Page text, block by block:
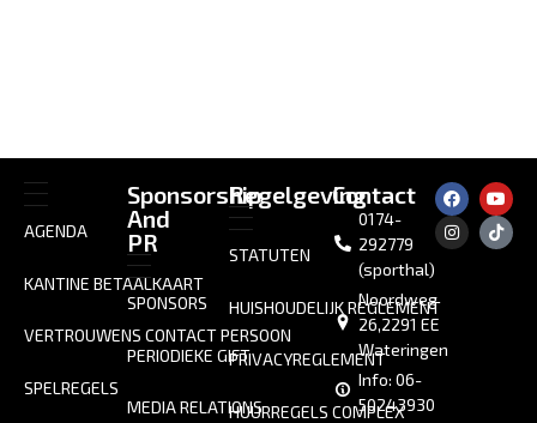
AGENDA
KANTINE BETAALKAART
VERTROUWENS CONTACT PERSOON
SPELREGELS
Sponsorship
And
PR
SPONSORS
PERIODIEKE GIFT
MEDIA RELATIONS
Regelgeving
STATUTEN
HUISHOUDELIJK REGLEMENT
PRIVACYREGLEMENT
HUURREGELS COMPLEX
Contact
0174-
292779
(sporthal)
Noordweg
26,2291 EE
Wateringen
Info: 06-
50243930